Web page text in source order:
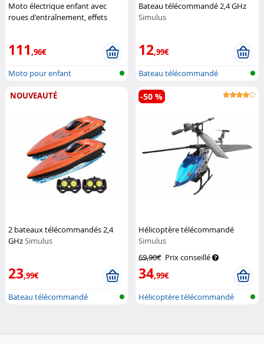
Moto électrique enfant avec
roues d'entraînement, effets
111,96€
Moto pour enfant
Bateau télécommandé 2,4 GHz
Simulus
12,99€
Bateau télécommandé
NOUVEAUTÉ
2 bateaux télécommandés 2,4
GHzSimulus
23,99€
Bateau télécommandé
Hélicoptère télécommandé
Simulus
69,90€ Prix conseillé
34,99€
-50 %
Hélicoptère télécommandé